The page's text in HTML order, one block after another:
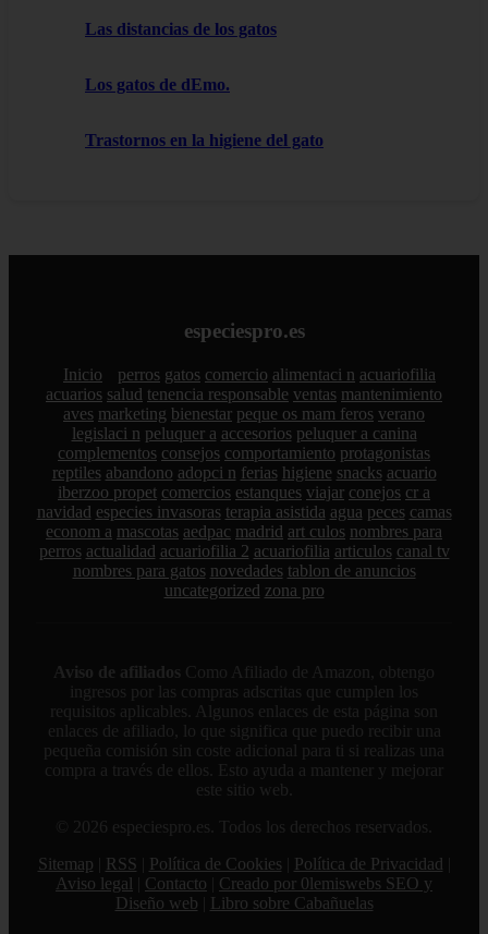
Las distancias de los gatos
Los gatos de dEmo.
Trastornos en la higiene del gato
especiespro.es
Inicio perros gatos comercio alimentaci n acuariofilia
acuarios salud tenencia responsable ventas mantenimiento
aves marketing bienestar peque os mam feros verano
legislaci n peluquer a accesorios peluquer a canina
complementos consejos comportamiento protagonistas
reptiles abandono adopci n ferias higiene snacks acuario
iberzoo propet comercios estanques viajar conejos cr a
navidad especies invasoras terapia asistida agua peces camas
econom a mascotas aedpac madrid art culos nombres para
perros actualidad acuariofilia 2 acuariofilia articulos canal tv
nombres para gatos novedades tablon de anuncios
uncategorized zona pro
Aviso de afiliados Como Afiliado de Amazon, obtengo
ingresos por las compras adscritas que cumplen los
requisitos aplicables. Algunos enlaces de esta página son
enlaces de afiliado, lo que significa que puedo recibir una
pequeña comisión sin coste adicional para ti si realizas una
compra a través de ellos. Esto ayuda a mantener y mejorar
este sitio web.
© 2026 especiespro.es. Todos los derechos reservados.
Sitemap
RSS Política de Cookies Política de Privacidad
Aviso legal
Contacto
Creado por 0lemiswebs SEO y
Diseño web
Libro sobre Cabañuelas